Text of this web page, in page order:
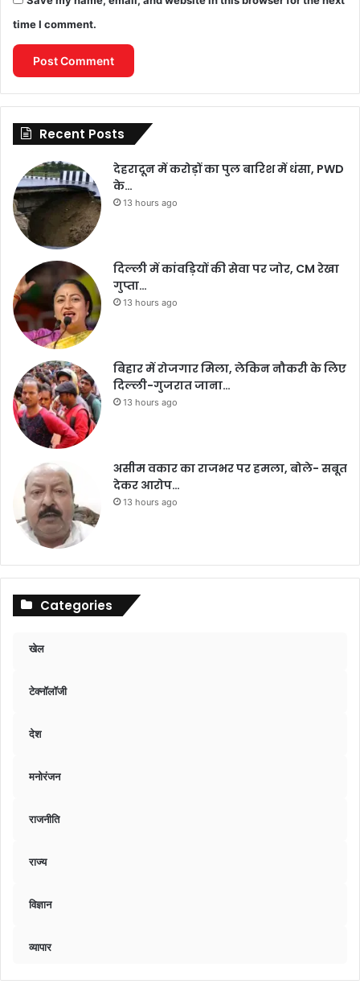
time I comment.
Recent Posts
देहरादून में करोड़ों का पुल बारिश में धंसा, PWD
के…
13 hours ago
दिल्ली में कांवड़ियों की सेवा पर जोर, CM रेखा
गुप्ता…
13 hours ago
बिहार में रोजगार मिला, लेकिन नौकरी के लिए
दिल्ली-गुजरात जाना…
13 hours ago
असीम वकार का राजभर पर हमला, बोले- सबूत
देकर आरोप…
13 hours ago
Categories
खेल
टेक्नॉलॉजी
देश
मनोरंजन
राजनीति
राज्य
विज्ञान
व्यापार